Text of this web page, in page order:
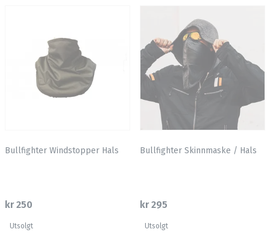
Bullfighter Windstopper Hals
kr 250
Utsolgt
Bullfighter Skinnmaske / Hals
kr 295
Utsolgt